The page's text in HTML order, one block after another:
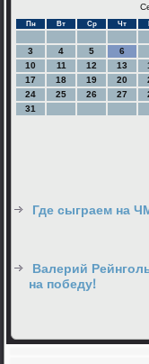
Пн Вт Ср Чт
3
4 5 6
10
11 12 13
17
18 19 20
24
25 26 27
31
Где сыграем на
Валерий
на победу!